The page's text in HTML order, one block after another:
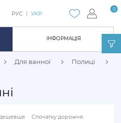
ІНФОРМАЦІЯ
0
РУС УКР
Для ванної
Полиці
Спочатку дорожче